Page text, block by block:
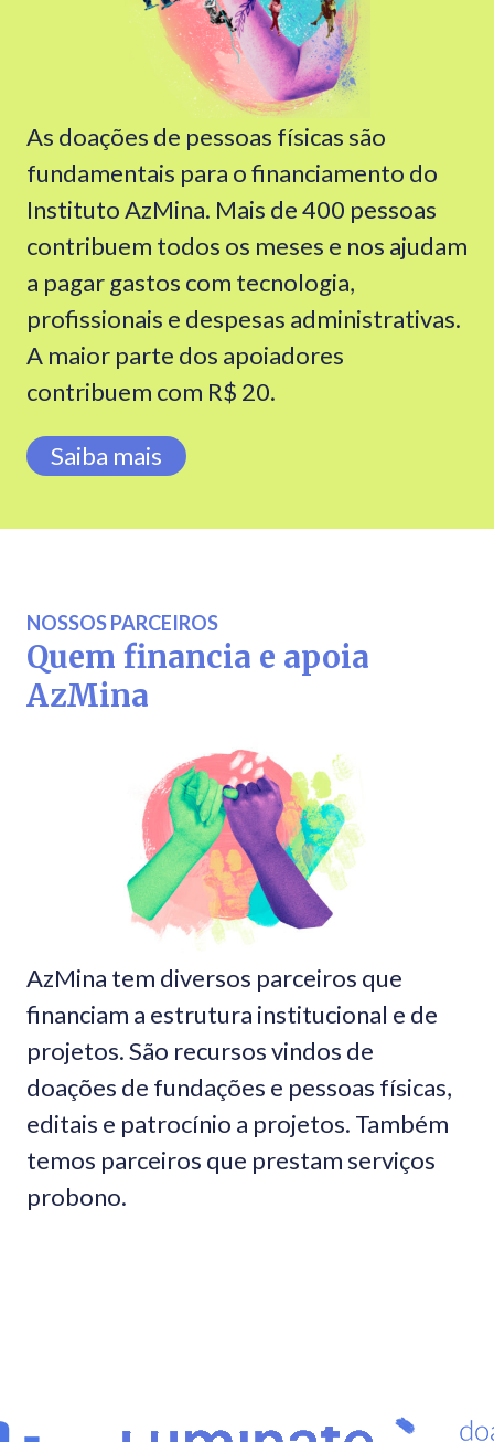
As doações de pessoas físicas são
fundamentais para o financiamento do
Instituto AzMina. Mais de 400 pessoas
contribuem todos os meses e nos ajudam
a pagar gastos com tecnologia,
profissionais e despesas administrativas.
A maior parte dos apoiadores
contribuem com R$ 20.
Saiba mais
NOSSOS PARCEIROS
Quem financia e apoia
AzMina
AzMina tem diversos parceiros que
financiam a estrutura institucional e de
projetos. São recursos vindos de
doações de fundações e pessoas físicas,
editais e patrocínio a projetos. Também
temos parceiros que prestam serviços
probono.